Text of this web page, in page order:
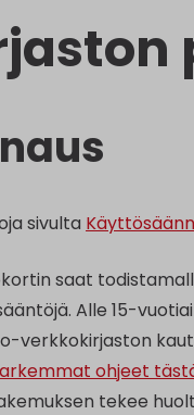
sivulta
saat
Alle 15-
verkkokirjaston
ohjeet
tekee